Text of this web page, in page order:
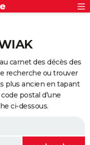
carnet des décès des
recherche ou trouver
plus ancien en tapant
postal d'une
ci-dessous.